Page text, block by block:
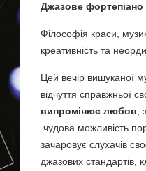
Джазове фортепіано
Філософія краси,
креативність та
Цей вечір вишуканої
відчуття справжньої
випромінює любов
чудова можливість
зачаровує слухачів
джазових стандартів,